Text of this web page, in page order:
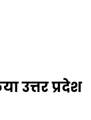
उत्तर प्रदेश